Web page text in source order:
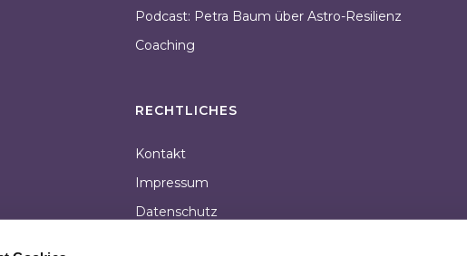
Podcast: Petra Baum über Astro-Resilienz
Coaching
RECHTLICHES
Kontakt
Impressum
Datenschutz